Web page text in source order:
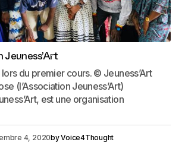
Jeuness’Art
du premier cours. © Jeuness’Art
(l’Association Jeuness’Art)
est une organisation
4, 2020byVoice4Thought